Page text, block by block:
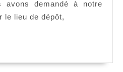
demandé à notre
le lieu de dépôt,